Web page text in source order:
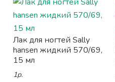
Лак для ногтей Sally
hansen жидкий 570/69,
15 мл
1р.